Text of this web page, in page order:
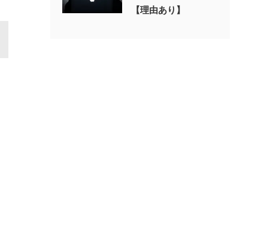
【理由あり】